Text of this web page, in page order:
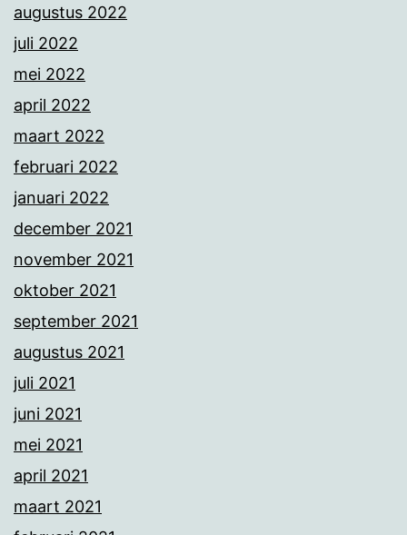
augustus 2022
juli 2022
mei 2022
april 2022
maart 2022
februari 2022
januari 2022
december 2021
november 2021
oktober 2021
september 2021
augustus 2021
juli 2021
juni 2021
mei 2021
april 2021
maart 2021